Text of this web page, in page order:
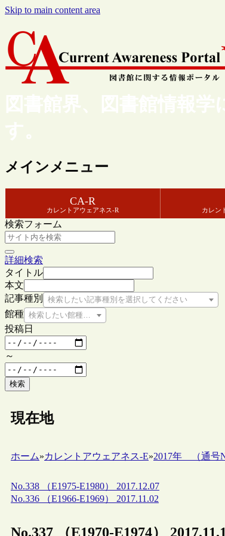
Skip to main content area
図書館界、図書館情報
す。
メインメニュー
CA-R
カレントアウェアネス-R カレン
検索フォーム
詳細検索
タイトル
本文
記事種別
検索したい記事種別を選択してください
館種 検索したい館種を選択してください
投稿日
～
検索
現在地
ホーム»カレントアウェアネス-E»2017年 （通号
No.338 （E1975-E1980） 2017.12.07
No.336 （E1966-E1969） 2017.11.02
No.337 （E1970-E1974）